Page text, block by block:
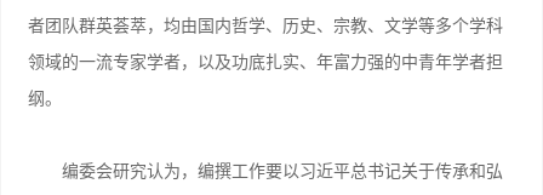
者团队群英荟萃，均由国内哲学、历史、宗教、文学等多个学科
领域的一流专家学者，以及功底扎实、年富力强的中青年学者担
纲。
编委会研究认为，编撰工作要以习近平总书记关于传承和弘